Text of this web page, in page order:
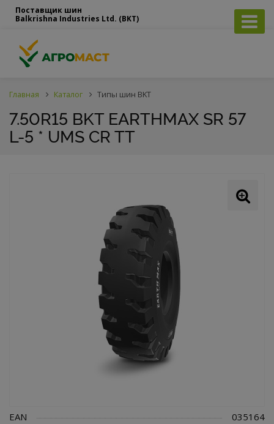
Поставщик шин
Balkrishna Industries Ltd. (BKT)
Главная Каталог Типы шин BKT
7.50R15 BKT EARTHMAX SR 57
L-5 * UMS CR TT
EAN
035164